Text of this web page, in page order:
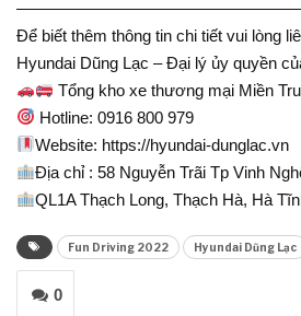
Để biết thêm thông tin chi tiết vui lòng
Hyundai Dũng Lạc – Đại lý ủy quyền
Tổng kho xe thương mại Miền
Hotline: 0916 800 979
Website: https://hyundai-dunglac.vn
Địa chỉ : 58 Nguyễn Trãi Tp Vinh
QL1A Thạch Long, Thạch Hà, Hà
Fun Driving 2022 Hyundai Dũng Lạc
0